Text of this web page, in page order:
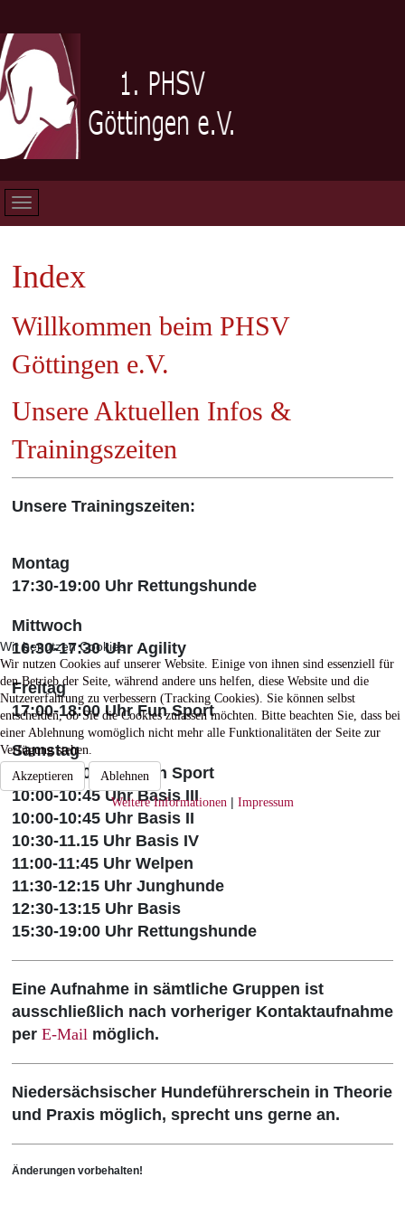
Index
Willkommen beim PHSV
Göttingen e.V.
Unsere Aktuellen Infos &
Trainingszeiten
Unsere Trainingszeiten:
Montag
17:30-19:00 Uhr Rettungshunde
Mittwoch
16:30-17:30 Uhr Agility
Freitag
17:00-18:00 Uhr Fun Sport
Samstag
09:15-10:00 Uhr Fun Sport
10:00-10:45 Uhr Basis III
10:00-10:45 Uhr Basis II
10:30-11.15 Uhr Basis IV
11:00-11:45 Uhr Welpen
11:30-12:15 Uhr Junghunde
12:30-13:15 Uhr Basis
15:30-19:00 Uhr Rettungshunde
Eine Aufnahme in sämtliche Gruppen ist
ausschließlich nach vorheriger Kontaktaufnahme
per E-Mail möglich.
Niedersächsischer Hundeführerschein in Theorie
und Praxis möglich, sprecht uns gerne an.
Änderungen vorbehalten!
Wir benutzen Cookies
Wir nutzen Cookies auf unserer Website. Einige von ihnen sind essenziell für
den Betrieb der Seite, während andere uns helfen, diese Website und die
Nutzererfahrung zu verbessern (Tracking Cookies). Sie können selbst
entscheiden, ob Sie die Cookies zulassen möchten. Bitte beachten Sie, dass bei
einer Ablehnung womöglich nicht mehr alle Funktionalitäten der Seite zur
Verfügung stehen.
Akzeptieren
Ablehnen
Weitere Informationen | Impressum